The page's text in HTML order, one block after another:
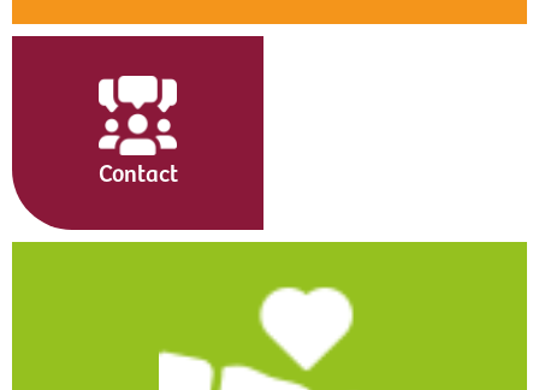
Contact